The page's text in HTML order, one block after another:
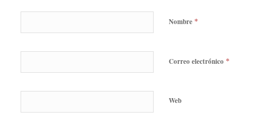
Nombre *
Correo electrónico *
Web